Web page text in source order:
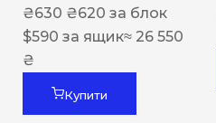
₴630 ₴620 за блок
$590 за ящик≈ 26 550
₴
Купити